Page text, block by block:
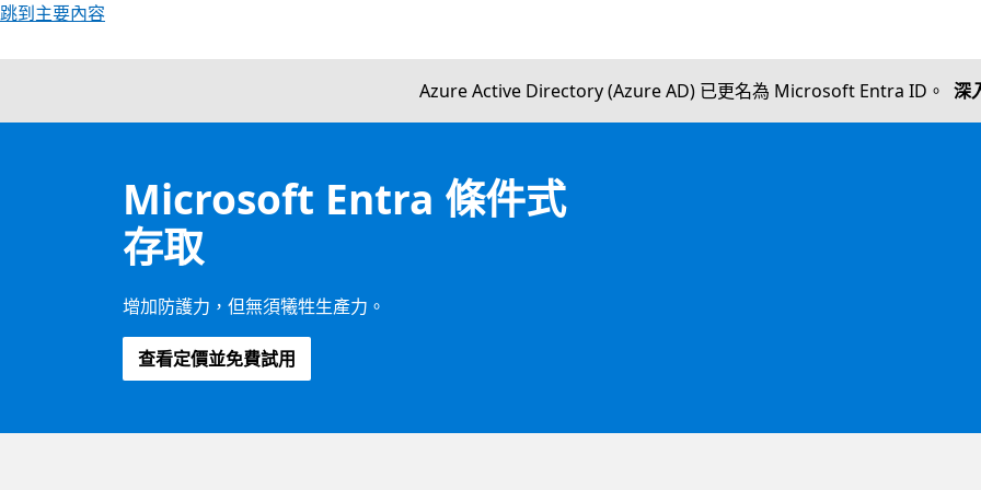
跳到主要內容
Azure Active Directory (Azure AD) 已更名為 Microsoft Entra ID。 深
Microsoft Entra 條件式
存取
增加防護力，但無須犧牲生產力。
查看定價並免費試用